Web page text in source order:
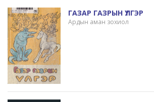
ГАЗАР ГАЗРЫН ҮЛГЭР
Ардын аман зохиол